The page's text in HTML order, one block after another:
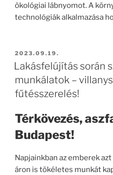
ökológiai lábnyomot. A
technológiák alkalmazása
BEKÜLDVE:
2023.09.19.
Lakásfelújítás során
munkálatok –
fűtésszerelés!
Térkövezés,
Budapest!
Napjainkban az emberek
áron is tökéletes munkát